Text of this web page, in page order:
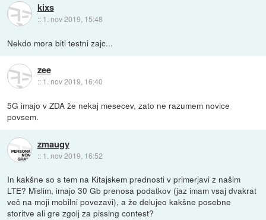
kixs
:: 1. nov 2019, 15:48
Nekdo mora biti testni zajc...
zee
:: 1. nov 2019, 16:40
5G imajo v ZDA že nekaj mesecev, zato ne razumem novice
povsem.
zmaugy
:: 1. nov 2019, 16:52
In kakšne so s tem na Kitajskem prednosti v primerjavi z našim
LTE? Mislim, imajo 30 Gb prenosa podatkov (jaz imam vsaj dvakrat
več na moji mobilni povezavi), a že delujeo kakšne posebne
storitve ali gre zgolj za pissing contest?